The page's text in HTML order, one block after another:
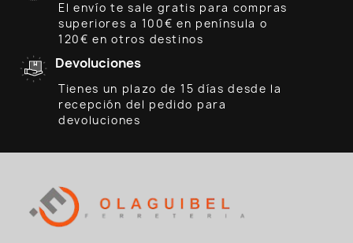
El envío te sale gratis para compras
superiores a 100€ en península o
120€ en otros destinos
Devoluciones
Tienes un plazo de 15 días desde la
recepción del pedido para
devoluciones